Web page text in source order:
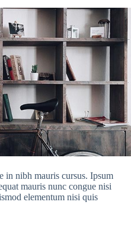
in nibh mauris cursus. Ipsum
mauris nunc congue nisi
elementum nisi quis